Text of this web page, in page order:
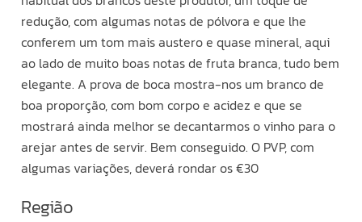
redução, com algumas notas de pólvora e que lhe
conferem um tom mais austero e quase mineral, aqui
ao lado de muito boas notas de fruta branca, tudo bem
elegante. A prova de boca mostra-nos um branco de
boa proporção, com bom corpo e acidez e que se
mostrará ainda melhor se decantarmos o vinho para o
arejar antes de servir. Bem conseguido. O PVP, com
algumas variações, deverá rondar os €30
Região